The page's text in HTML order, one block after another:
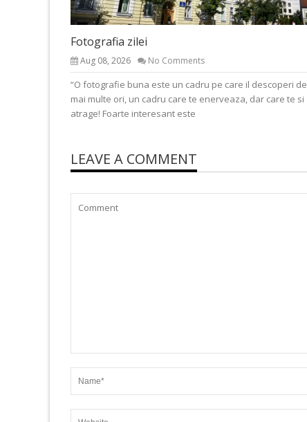
Fotografia zilei
Aug 08, 2026 No Comments
“O fotografie buna este un cadru pe care il descoperi de
mai multe ori, un cadru care te enerveaza, dar care te si
atrage! Foarte interesant este
LEAVE A COMMENT